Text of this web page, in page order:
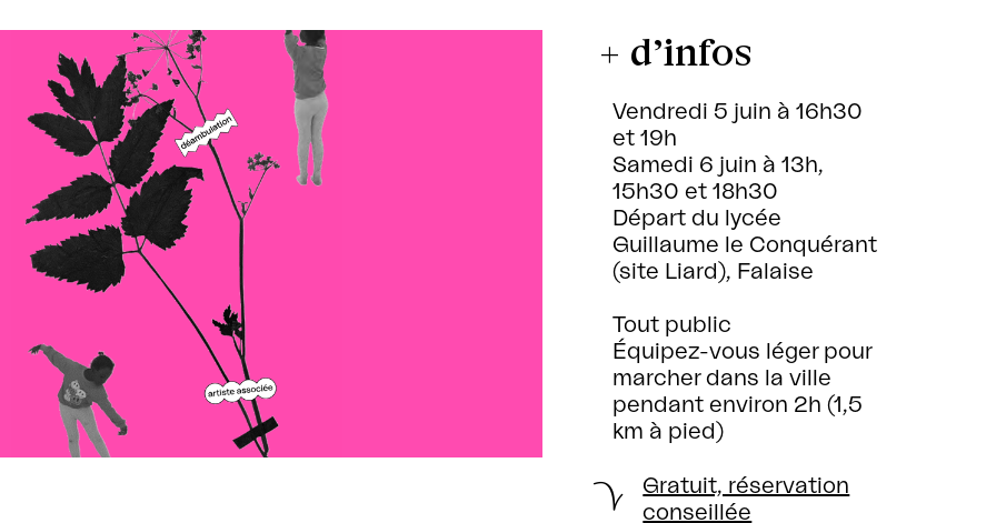
+ d’infos
Vendredi 5 juin à 16h30
et 19h
Samedi 6 juin à 13h,
15h30 et 18h30
Départ du lycée
Guillaume le Conquérant
(site Liard), Falaise
Tout public
Équipez-vous léger pour
marcher dans la ville
pendant environ 2h (1,5
km à pied)
Gratuit, réservation
conseillée